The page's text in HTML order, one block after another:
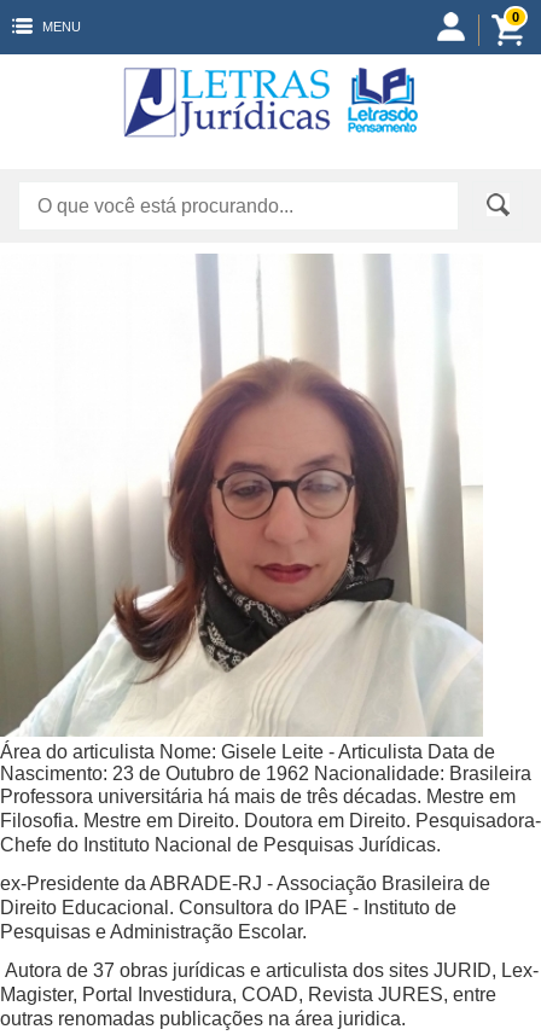
MENU
0
Área do articulista Nome: Gisele Leite - Articulista Data de
Nascimento: 23 de Outubro de 1962 Nacionalidade: Brasileira
Professora universitária há mais de três décadas. Mestre em
Filosofia. Mestre em Direito. Doutora em Direito. Pesquisadora-
Chefe do Instituto Nacional de Pesquisas Jurídicas.
ex-Presidente da ABRADE-RJ - Associação Brasileira de
Direito Educacional. Consultora do IPAE - Instituto de
Pesquisas e Administração Escolar.
Autora de 37 obras jurídicas e articulista dos sites JURID, Lex-
Magister, Portal Investidura, COAD, Revista JURES, entre
outras renomadas publicações na área juridica.